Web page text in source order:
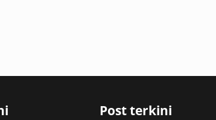
Post terkini